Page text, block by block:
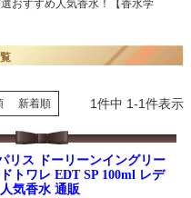
おすすめ人気香水！【香水学
新着順 1件中 1-1件表示
リス ドーリーンイングリー
トワレ EDT SP 100ml レデ
気香水 通販